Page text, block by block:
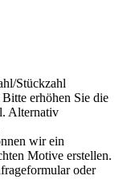
Stückzahl
erhöhen Sie die
Alternativ
wir ein
Motive erstellen.
oder